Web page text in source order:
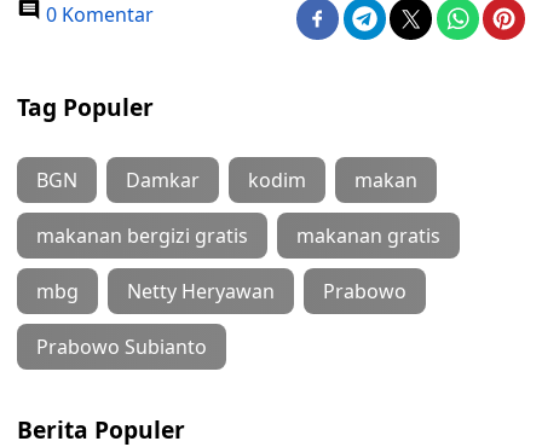
0 Komentar
Tag Populer
BGN Damkar kodim makan
makanan bergizi gratis makanan gratis
mbg Netty Heryawan Prabowo
Prabowo Subianto
Berita Populer